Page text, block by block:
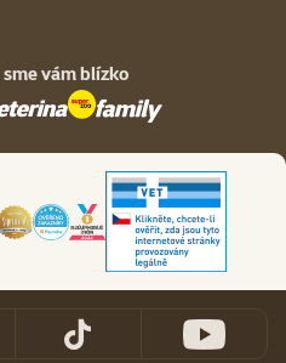
sme vám blízko